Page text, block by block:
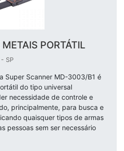
PORTÁTIL
- SP
Super Scanner MD-3003/B1 é
do tipo universal
necessidade de controle e
principalmente, para busca e
quaisquer tipos de armas
pessoas sem ser necessário